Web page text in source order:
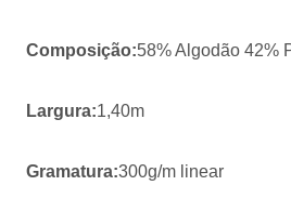
Composição:58% Algodão 42%
Largura:1,40m
Gramatura:300g/m linear